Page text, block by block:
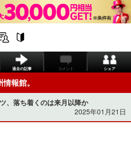
過去の記事 コメント シェア
報館。
、落ち着くのは来月以降か
2025年01月21日